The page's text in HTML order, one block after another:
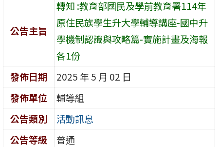
公告主旨
轉知 :教育部國民及學前教育署114年
原住民族學生升大學輔導講座-國中升
學機制認識與攻略篇-實施計畫及海報
各1份
發佈日期
2025 年 5 月 02 日
發佈單位
輔導組
公告類別
活動訊息
公告等級
普通